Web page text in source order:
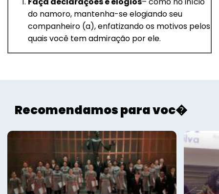
do namoro, mantenha-se elogiando seu
companheiro (a), enfatizando os motivos pelos
quais você tem admiração por ele.
Recomendamos para voc�